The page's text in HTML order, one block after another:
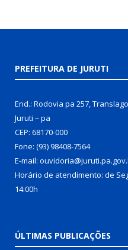
PREFEITURA DE JURUTI
End.: Rodovia pa 257,
Juruti – pa
CEP: 68170-000
Fone: (93) 98408-7564
E-mail:
Horário de atendimento: de
14:00h
ÚLTIMAS PUBLICAÇÕES